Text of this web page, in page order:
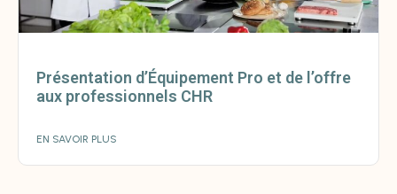
Présentation d’Équipement Pro et de l’offre
aux professionnels CHR
EN SAVOIR PLUS